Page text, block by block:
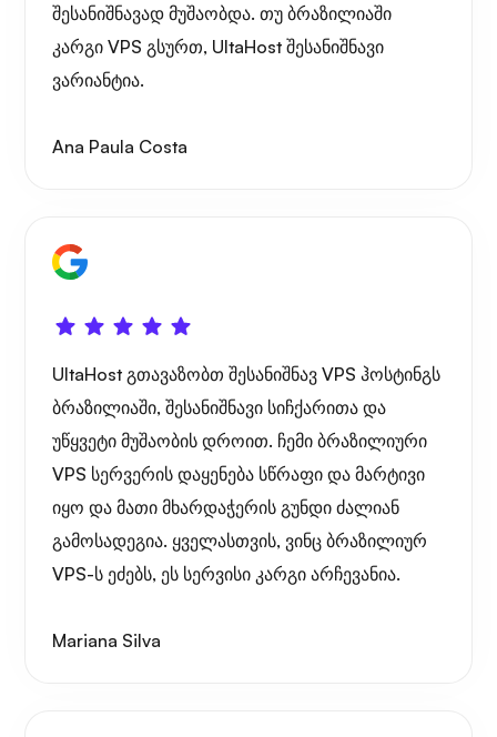
შესანიშნავად მუშაობდა. თუ ბრაზილიაში
კარგი VPS გსურთ, UltaHost შესანიშნავი
ვარიანტია.
Ana Paula Costa
UltaHost გთავაზობთ შესანიშნავ VPS ჰოსტინგს
ბრაზილიაში, შესანიშნავი სიჩქარითა და
უწყვეტი მუშაობის დროით. ჩემი ბრაზილიური
VPS სერვერის დაყენება სწრაფი და მარტივი
იყო და მათი მხარდაჭერის გუნდი ძალიან
გამოსადეგია. ყველასთვის, ვინც ბრაზილიურ
VPS-ს ეძებს, ეს სერვისი კარგი არჩევანია.
Mariana Silva